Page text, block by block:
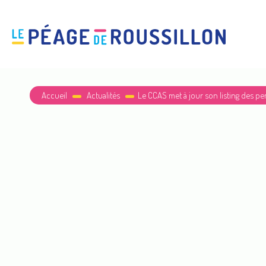
Accueil Actualités Le CCAS met à jour son listing des